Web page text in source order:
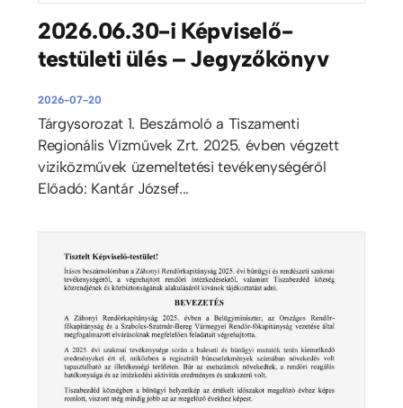
2026.06.30-i Képviselő-
testületi ülés – Jegyzőkönyv
2026-07-20
Tárgysorozat 1. Beszámoló a Tiszamenti
Regionális Vízművek Zrt. 2025. évben végzett
viziközművek üzemeltetési tevékenységéről
Előadó: Kantár József...